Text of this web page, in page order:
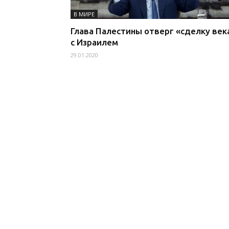
В МИРЕ
Глава Палестины отверг «сделку
с Израилем
29.01.2020